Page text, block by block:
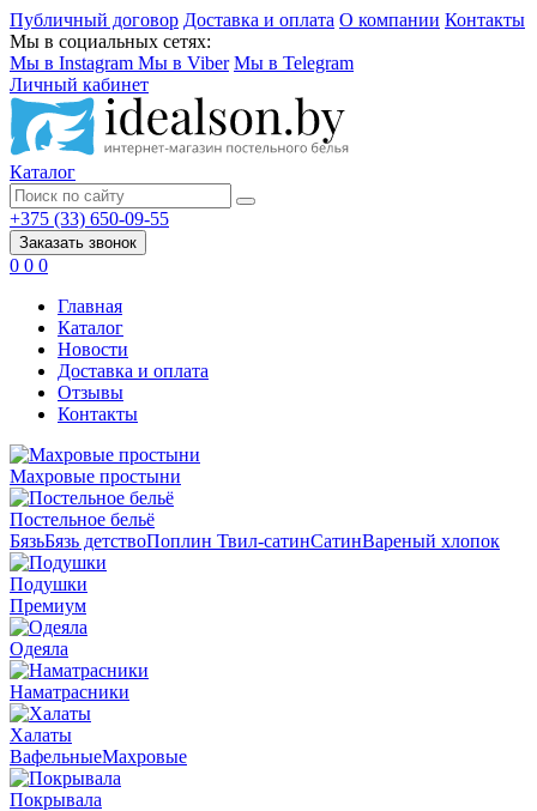
Публичный договор Доставка и оплата О компании Контакты
Мы в социальных сетях:
Мы в Instagram Мы в Viber Мы в Telegram
Личный кабинет
Каталог
+375 (33) 650-09-55
Заказать звонок
0 0 0
Главная
Каталог
Новости
Доставка и оплата
Отзывы
Контакты
Махровые простыни
Постельное бельё
БязьБязь детствоПоплин Твил-сатинСатинВареный хлопок
Подушки
Премиум
Одеяла
Наматрасники
Халаты
ВафельныеМахровые
Покрывала